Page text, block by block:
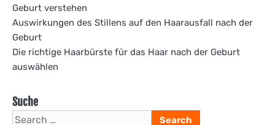
Geburt verstehen
Auswirkungen des Stillens auf den Haarausfall nach der
Geburt
Die richtige Haarbürste für das Haar nach der Geburt
auswählen
Suche
Search